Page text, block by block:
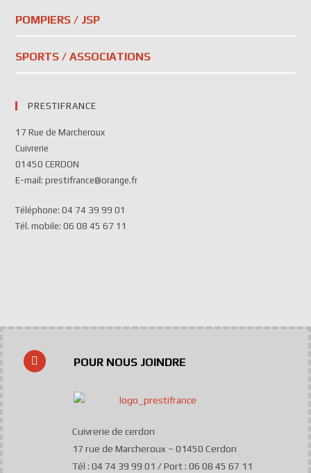
POMPIERS / JSP
SPORTS / ASSOCIATIONS
PRESTIFRANCE
17 Rue de Marcheroux
Cuivrerie
01450 CERDON
E-mail: prestifrance@orange.fr
Téléphone: 04 74 39 99 01
Tél. mobile: 06 08 45 67 11
POUR NOUS JOINDRE
Cuivrerie de cerdon
17 rue de Marcheroux – 01450 Cerdon
Tél : 04 74 39 99 01 / Port : 06 08 45 67 11